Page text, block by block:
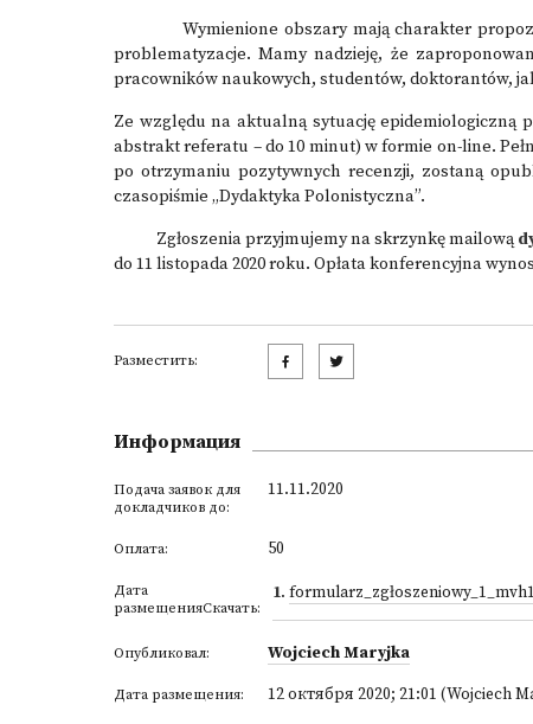
Wymienione obszary mają charakter
problematyzacje. Mamy nadzieję, że
pracowników naukowych, studentów, doktorantów,
Ze względu na aktualną sytuację
abstrakt referatu – do 10 minut) w formie on-line.
po otrzymaniu pozytywnych recenzji, zostaną
czasopiśmie „Dydaktyka Polonistyczna”.
Zgłoszenia przyjmujemy na skrzynkę mailową
do 11 listopada 2020 roku. Opłata konferencyjna
Разместить:
Информация
Подача заявок для
докладчиков до:
11.11.2020
Оплата: 50
Дата
размещенияСкачать:
1.
Опубликовал: Wojciech Maryjka
Дата размещения: 12 октября 2020; 21:01 (Wojciech